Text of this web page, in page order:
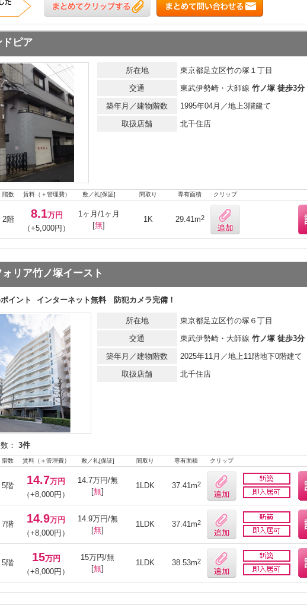
ピア
所在地
東京都足立区竹の塚１丁目
交通
東武伊勢崎・大師線 竹ノ塚 徒歩3分
築年月／建物階数
1995年04月／地上3階建て
取扱店舗
北千住店
階数 賃料（＋管理費） 敷／礼[保証] 間取り 専有面積 クリップ
2階 8.1万円
（+5,000円）
1ヶ月/1ヶ月
[無]
1K 29.41m2
ォリア竹ノ塚イースト
イント インターネット無料 防犯カメラ完備！
所在地
東京都足立区竹の塚６丁目
交通
東武伊勢崎・大師線 竹ノ塚 徒歩3分
築年月／建物階数
2025年11月／地上11階地下0階建て
取扱店舗
北千住店
： 3件
階数 賃料（＋管理費） 敷／礼[保証] 間取り 専有面積 クリップ
5階 14.7万円
（+8,000円）
14.7万円/無
[無]
1LDK 37.41m2
7階 14.9万円
（+8,000円）
14.9万円/無
[無]
1LDK 37.41m2
5階 15万円
（+8,000円）
15万円/無
[無]
1LDK 38.53m2